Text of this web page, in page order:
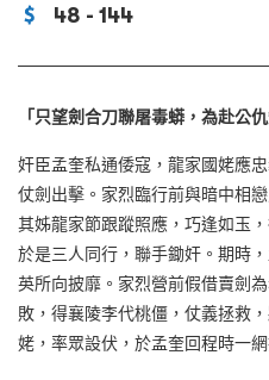
48 - 144
「只望劍合刀聯屠毒蟒，為赴公
奸臣孟奎私通倭寇，龍家國姥應
仗劍出擊。家烈臨行前與暗中相
其姊龍家節跟蹤照應，巧逢如玉
於是三人同行，聯手鋤奸。期時
英所向披靡。家烈營前假借賣劍
敗，得襄陵李代桃僵，仗義拯救
姥，率眾設伏，於孟奎回程時一